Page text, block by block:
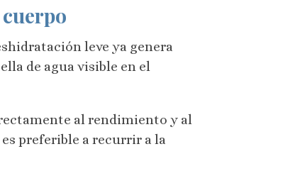
leve ya genera
de agua visible en el
al rendimiento y al
preferible a recurrir a la